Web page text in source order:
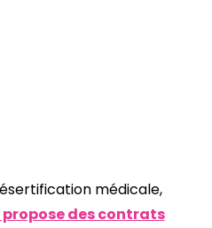
médicale,
des contrats